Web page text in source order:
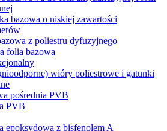
bazowa o niskiej zawartości
z poliestru dyfuzyjnego
folia bazowa
wióry poliestrowe i gatunki
pośrednia PVB
PVB
epoksydowa z bisfenolem A